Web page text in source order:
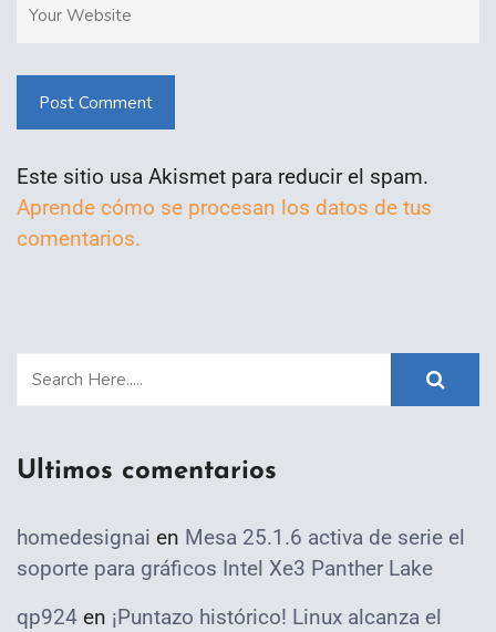
Post Comment
Este sitio usa Akismet para reducir el spam.
Aprende cómo se procesan los datos de tus
comentarios.
Ultimos comentarios
homedesignai en Mesa 25.1.6 activa de serie el
soporte para gráficos Intel Xe3 Panther Lake
qp924 en ¡Puntazo histórico! Linux alcanza el